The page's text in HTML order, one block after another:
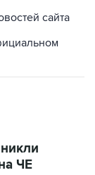
сайта
ЧЕ